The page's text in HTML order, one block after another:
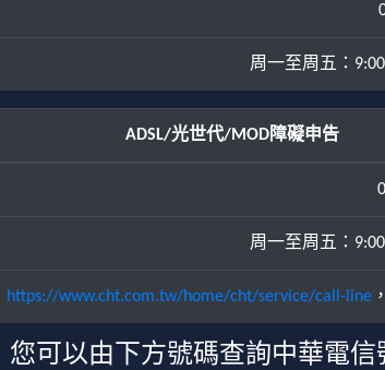
周一至周五：
ADSL/光世代/MOD障礙申告
周一至周五：
https://www.cht.com.tw/home/cht/service/call-line
您可以由下方號碼查詢中華電信